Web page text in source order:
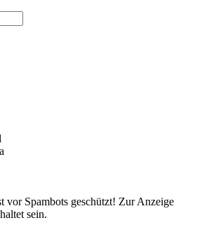
vor Spambots geschützt! Zur Anzeige
sein.